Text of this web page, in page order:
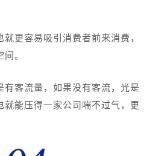
更容易吸引消费者前来消费，
。
有客流量，如果没有客流，光是
就能压得一家公司喘不过气，更